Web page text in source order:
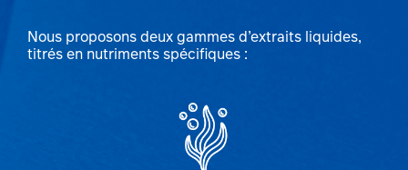
Nous proposons deux gammes d’extraits liquides,
titrés en nutriments spécifiques :